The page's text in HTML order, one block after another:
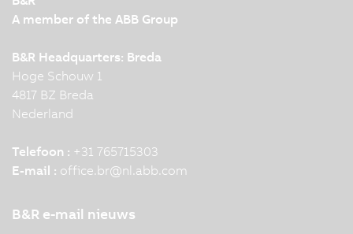
A member of the ABB Group
B&R Headquarters: Breda
Hoge Schouw 1
4817 BZ Breda
Nederland
Telefoon : +31 765715303
E-mail : office.br@nl.abb.com
B&R e-mail nieuws